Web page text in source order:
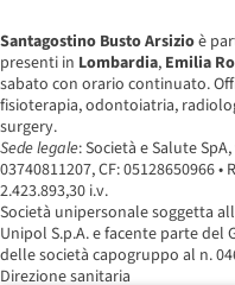
Santagostino Busto Arsizioè
presenti in Lombardia, Emilia
sabato con orario continuato.
fisioterapia, odontoiatria,
surgery.
Sede legale: Società e Salute
03740811207, CF: 05128650966 •
2.423.893,30 i.v.
Società unipersonale soggetta
Unipol S.p.A. e facente parte
delle società capogruppo al n.
Direzione sanitaria